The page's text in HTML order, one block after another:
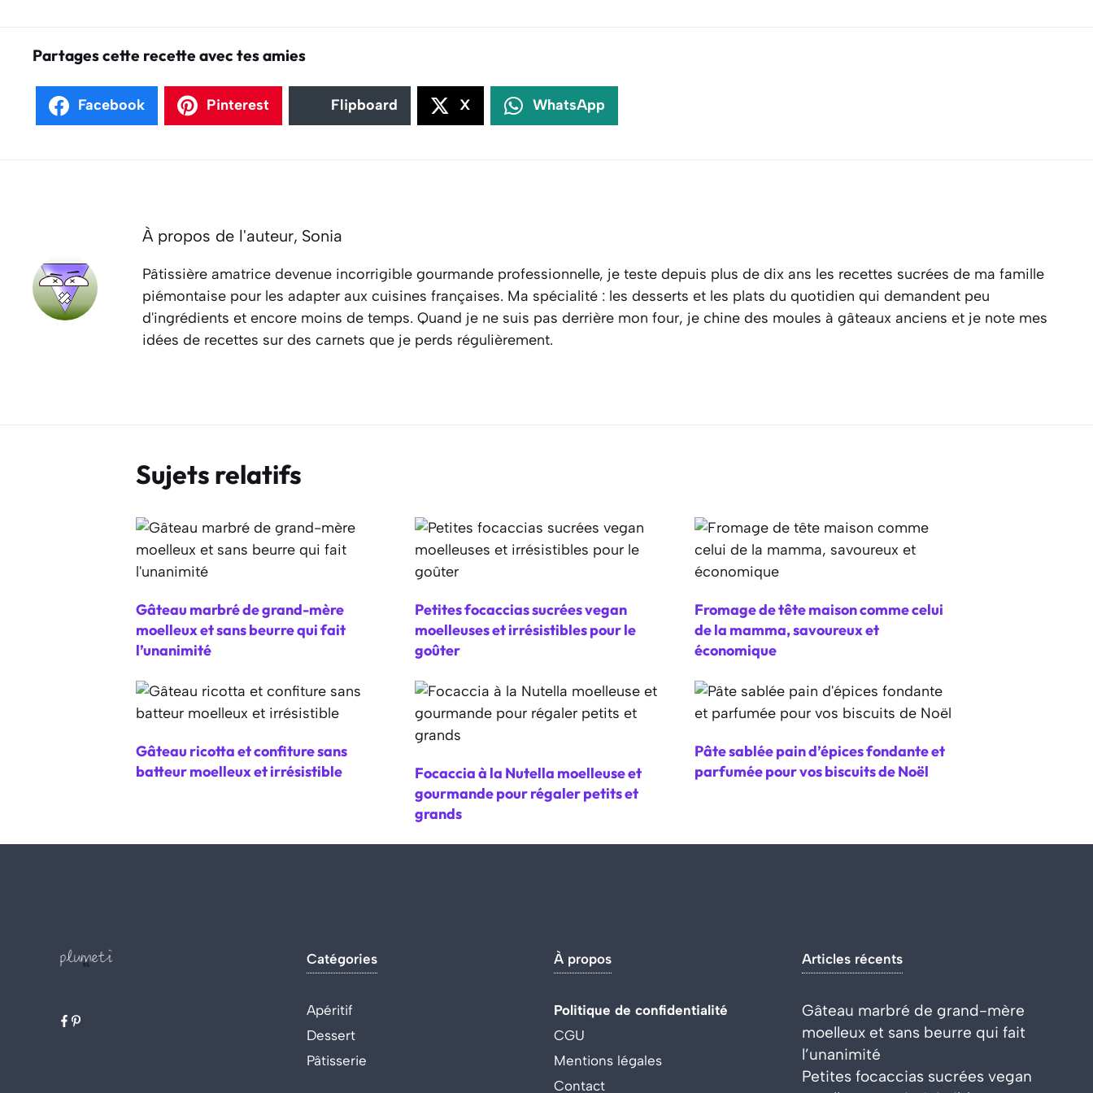
Partages cette recette avec tes amies
Facebook Pinterest Flipboard X WhatsApp
À propos de l'auteur, Sonia
Pâtissière amatrice devenue incorrigible gourmande professionnelle, je teste depuis plus de dix ans les recettes sucrées de ma famille
piémontaise pour les adapter aux cuisines françaises. Ma spécialité : les desserts et les plats du quotidien qui demandent peu
d'ingrédients et encore moins de temps. Quand je ne suis pas derrière mon four, je chine des moules à gâteaux anciens et je note mes
idées de recettes sur des carnets que je perds régulièrement.
Sujets relatifs
Gâteau marbré de grand-mère
moelleux et sans beurre qui fait
l’unanimité
Petites focaccias sucrées vegan
moelleuses et irrésistibles pour le
goûter
Fromage de tête maison comme celui
de la mamma, savoureux et
économique
Gâteau ricotta et confiture sans
batteur moelleux et irrésistible
Focaccia à la Nutella moelleuse et
gourmande pour régaler petits et
grands
Pâte sablée pain d’épices fondante et
parfumée pour vos biscuits de Noël
Catégories
Apéritif
Dessert
Pâtisserie
À propos
Politique de confidentialité
CGU
Mentions légales
Contact
Articles récents
Gâteau marbré de grand-mère
moelleux et sans beurre qui fait
l’unanimité
Petites focaccias sucrées vegan